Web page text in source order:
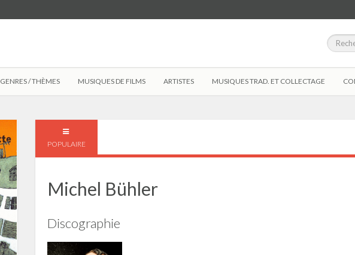
GENRES / THÈMES MUSIQUES DE FILMS ARTISTES MUSIQUES TRAD. ET COLLECTAGE
POPULAIRE
Michel Bühler
Discographie